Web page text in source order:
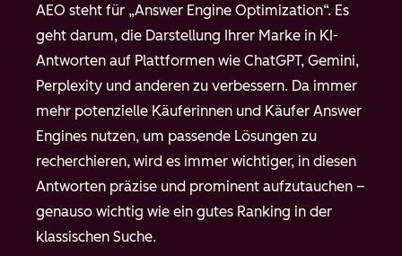
AEO steht für „Answer Engine Optimization“. Es
geht darum, die Darstellung Ihrer Marke in KI-
Antworten auf Plattformen wie ChatGPT, Gemini,
Perplexity und anderen zu verbessern. Da immer
mehr potenzielle Käuferinnen und Käufer Answer
Engines nutzen, um passende Lösungen zu
recherchieren, wird es immer wichtiger, in diesen
Antworten präzise und prominent aufzutauchen –
genauso wichtig wie ein gutes Ranking in der
klassischen Suche.